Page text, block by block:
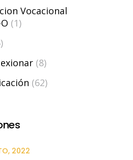
Vocacional
(1)
(8)
(62)
2022